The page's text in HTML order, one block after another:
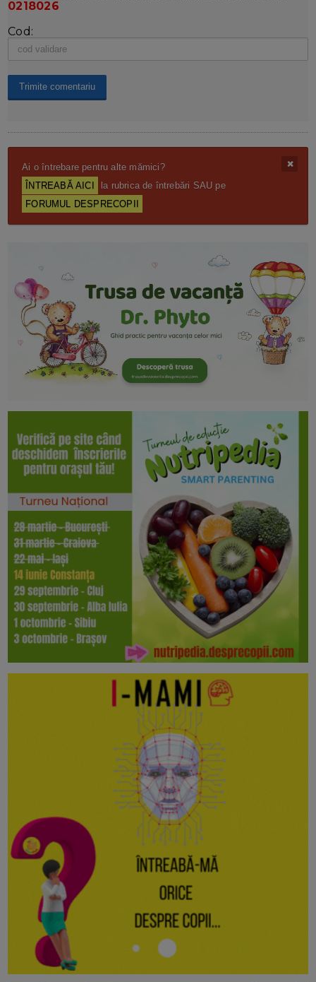
0218026
Cod:
Ai o întrebare pentru alte mămici?
ÎNTREABĂ AICI
la rubrica de întrebări SAU pe
FORUMUL DESPRECOPII